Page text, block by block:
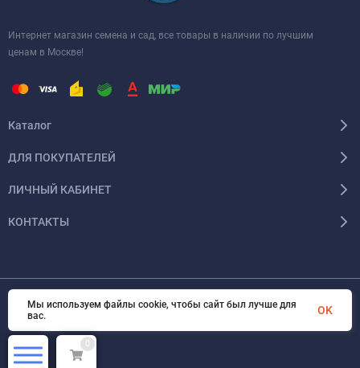
Интернет магазин семена и сад, все товары в наличии по лучшим
ценам в Москве!
Каталог
ДЛЯ ПОКУПАТЕЛЕЙ
ЛИЧНЫЙ КАБИНЕТ
КОНТАКТЫ
© 2026 InSale. Все права защищены
0
Мы используем файлы cookie, чтобы сайт был лучше для
вас.
OK